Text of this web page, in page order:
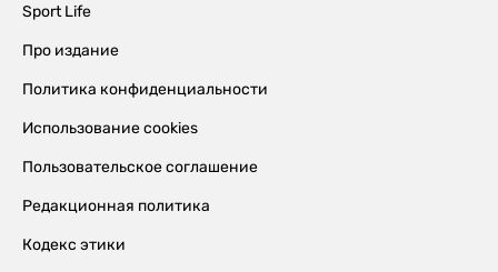
Sport Life
Про издание
Политика конфиденциальности
Использование cookies
Пользовательское соглашение
Редакционная политика
Кодекс этики